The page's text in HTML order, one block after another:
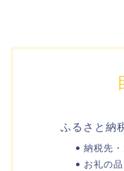
ふるさと納
納税先
お礼の品